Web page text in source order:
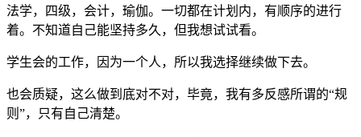
法学，四级，会计，瑜伽。一切都在计划内，有顺序的进行
着。不知道自己能坚持多久，但我想试试看。
学生会的工作，因为一个人，所以我选择继续做下去。
也会质疑，这么做到底对不对，毕竟，我有多反感所谓的“规
则”，只有自己清楚。